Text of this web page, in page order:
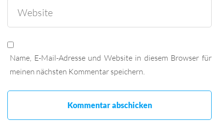
Name, E-Mail-Adresse und Website in diesem Browser für
meinen nächsten Kommentar speichern.